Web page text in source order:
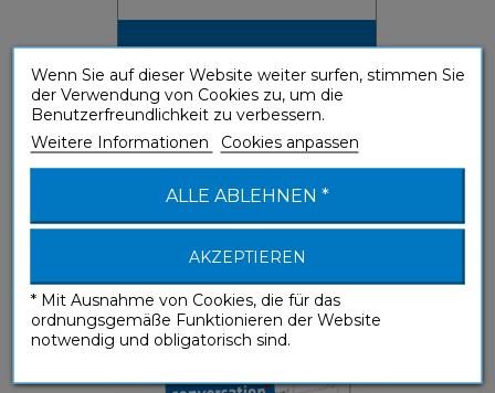
Thaï (phrasebook + mp3 download)
Sprachführer
Wenn Sie auf dieser Website weiter surfen, stimmen Sie
der Verwendung von Cookies zu, um die
Benutzerfreundlichkeit zu verbessern.
Weitere Informationen
Cookies anpassen
ALLE ABLEHNEN *
AKZEPTIEREN
* Mit Ausnahme von Cookies, die für das
ordnungsgemäße Funktionieren der Website
notwendig und obligatorisch sind.